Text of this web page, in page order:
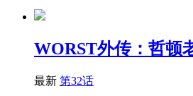
WORST外传：哲顿
最新 第32话